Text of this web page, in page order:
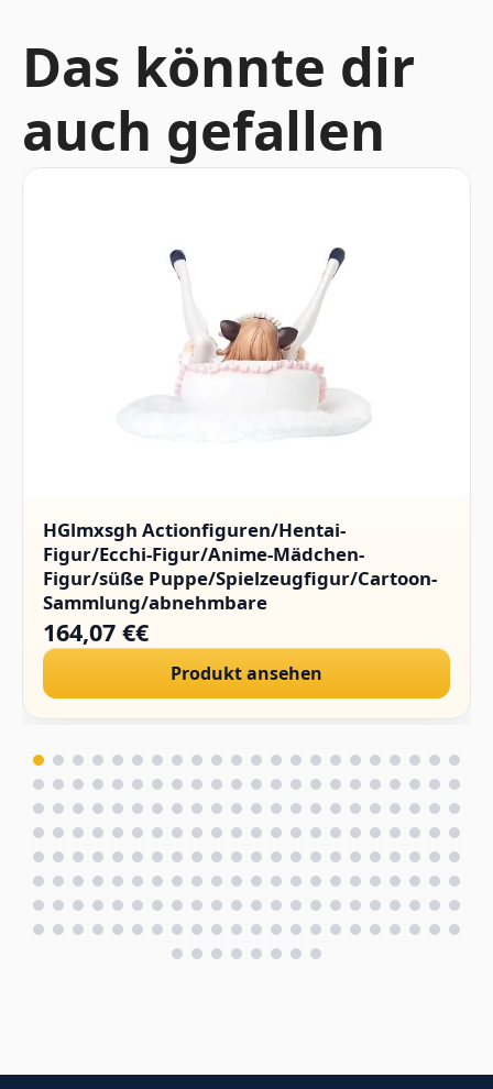
Das könnte dir
auch gefallen
HGlmxsgh Actionfiguren/Hentai-
Figur/Ecchi-Figur/Anime-Mädchen-
Figur/süße Puppe/Spielzeugfigur/Cartoon-
Sammlung/abnehmbare
Kleidung/Sammlerstücke/PVC/1/4.(Hard
Chest)
164,07 €€
Produkt ansehen